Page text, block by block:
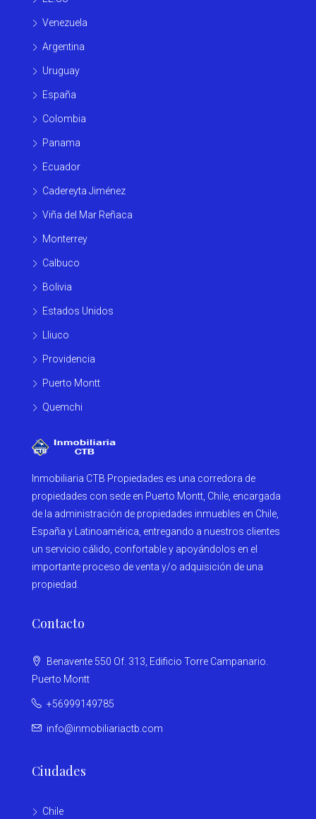
Venezuela
Argentina
Uruguay
España
Colombia
Panama
Ecuador
Cadereyta Jiménez
Viña del Mar Reñaca
Monterrey
Calbuco
Bolivia
Estados Unidos
Lliuco
Providencia
Puerto Montt
Quemchi
Inmobiliaria CTB Propiedades es una corredora de
propiedades con sede en Puerto Montt, Chile, encargada
de la administración de propiedades inmuebles en Chile,
España y Latinoamérica, entregando a nuestros clientes
un servicio cálido, confortable y apoyándolos en el
importante proceso de venta y/o adquisición de una
propiedad.
Contacto
Benavente 550 Of. 313, Edificio Torre Campanario.
Puerto Montt
+56999149785
info@inmobiliariactb.com
Ciudades
Chile